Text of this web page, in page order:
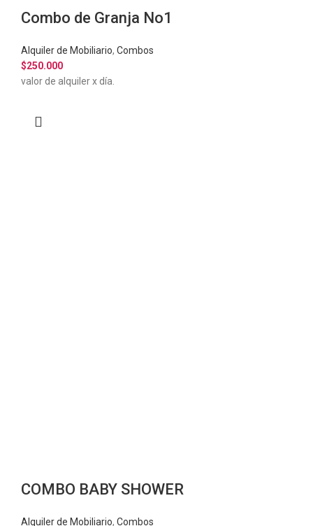
Combo de Granja No1
Alquiler de Mobiliario, Combos
$250.000
valor de alquiler x día.
COMBO BABY SHOWER
Alquiler de Mobiliario, Combos